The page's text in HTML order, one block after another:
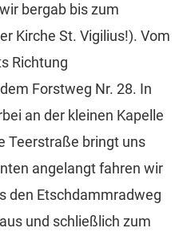
bergab bis zum
Kirche St. Vigilius!). Vom
Richtung
Forstweg Nr. 28. In
an der kleinen Kapelle
Teerstraße bringt uns
angelangt fahren wir
den Etschdammradweg
und schließlich zum